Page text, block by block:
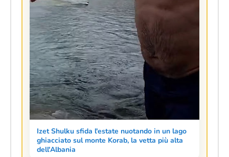
Izet Shulku sfida l'estate nuotando in un lago
ghiacciato sul monte Korab, la vetta più alta
dell'Albania